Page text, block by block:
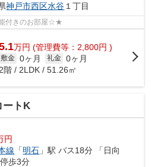
神戸市西区水谷 １丁目
付きのお部屋☆★
万円 (管理費等：2,800円 )
敷金 0ヶ月 礼金 0ヶ月
2階 / 2LDK / 51.26㎡
ートK
円
線 「明石 」駅 バス18分 「日向
歩3分